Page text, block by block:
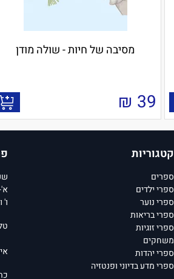
מסיבה של חיות - שולה מודן
39
₪
קטגוריות
ספרים
ספרי ילדים
ספרי נוער
ספרי בריאות
ספרי זוגיות
משחקים
ספרי יהדות
ספרי מדע בדיוני ופנטזיה
א'-
ו'